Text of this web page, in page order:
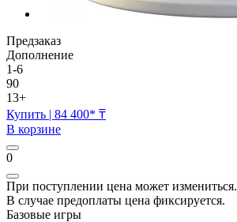
Предзаказ
Дополнение
1-6
90
13+
Купить | 84 400* ₸
В корзине
0
При поступлении цена может измениться.
В случае предоплаты цена фиксируется.
Базовые игры